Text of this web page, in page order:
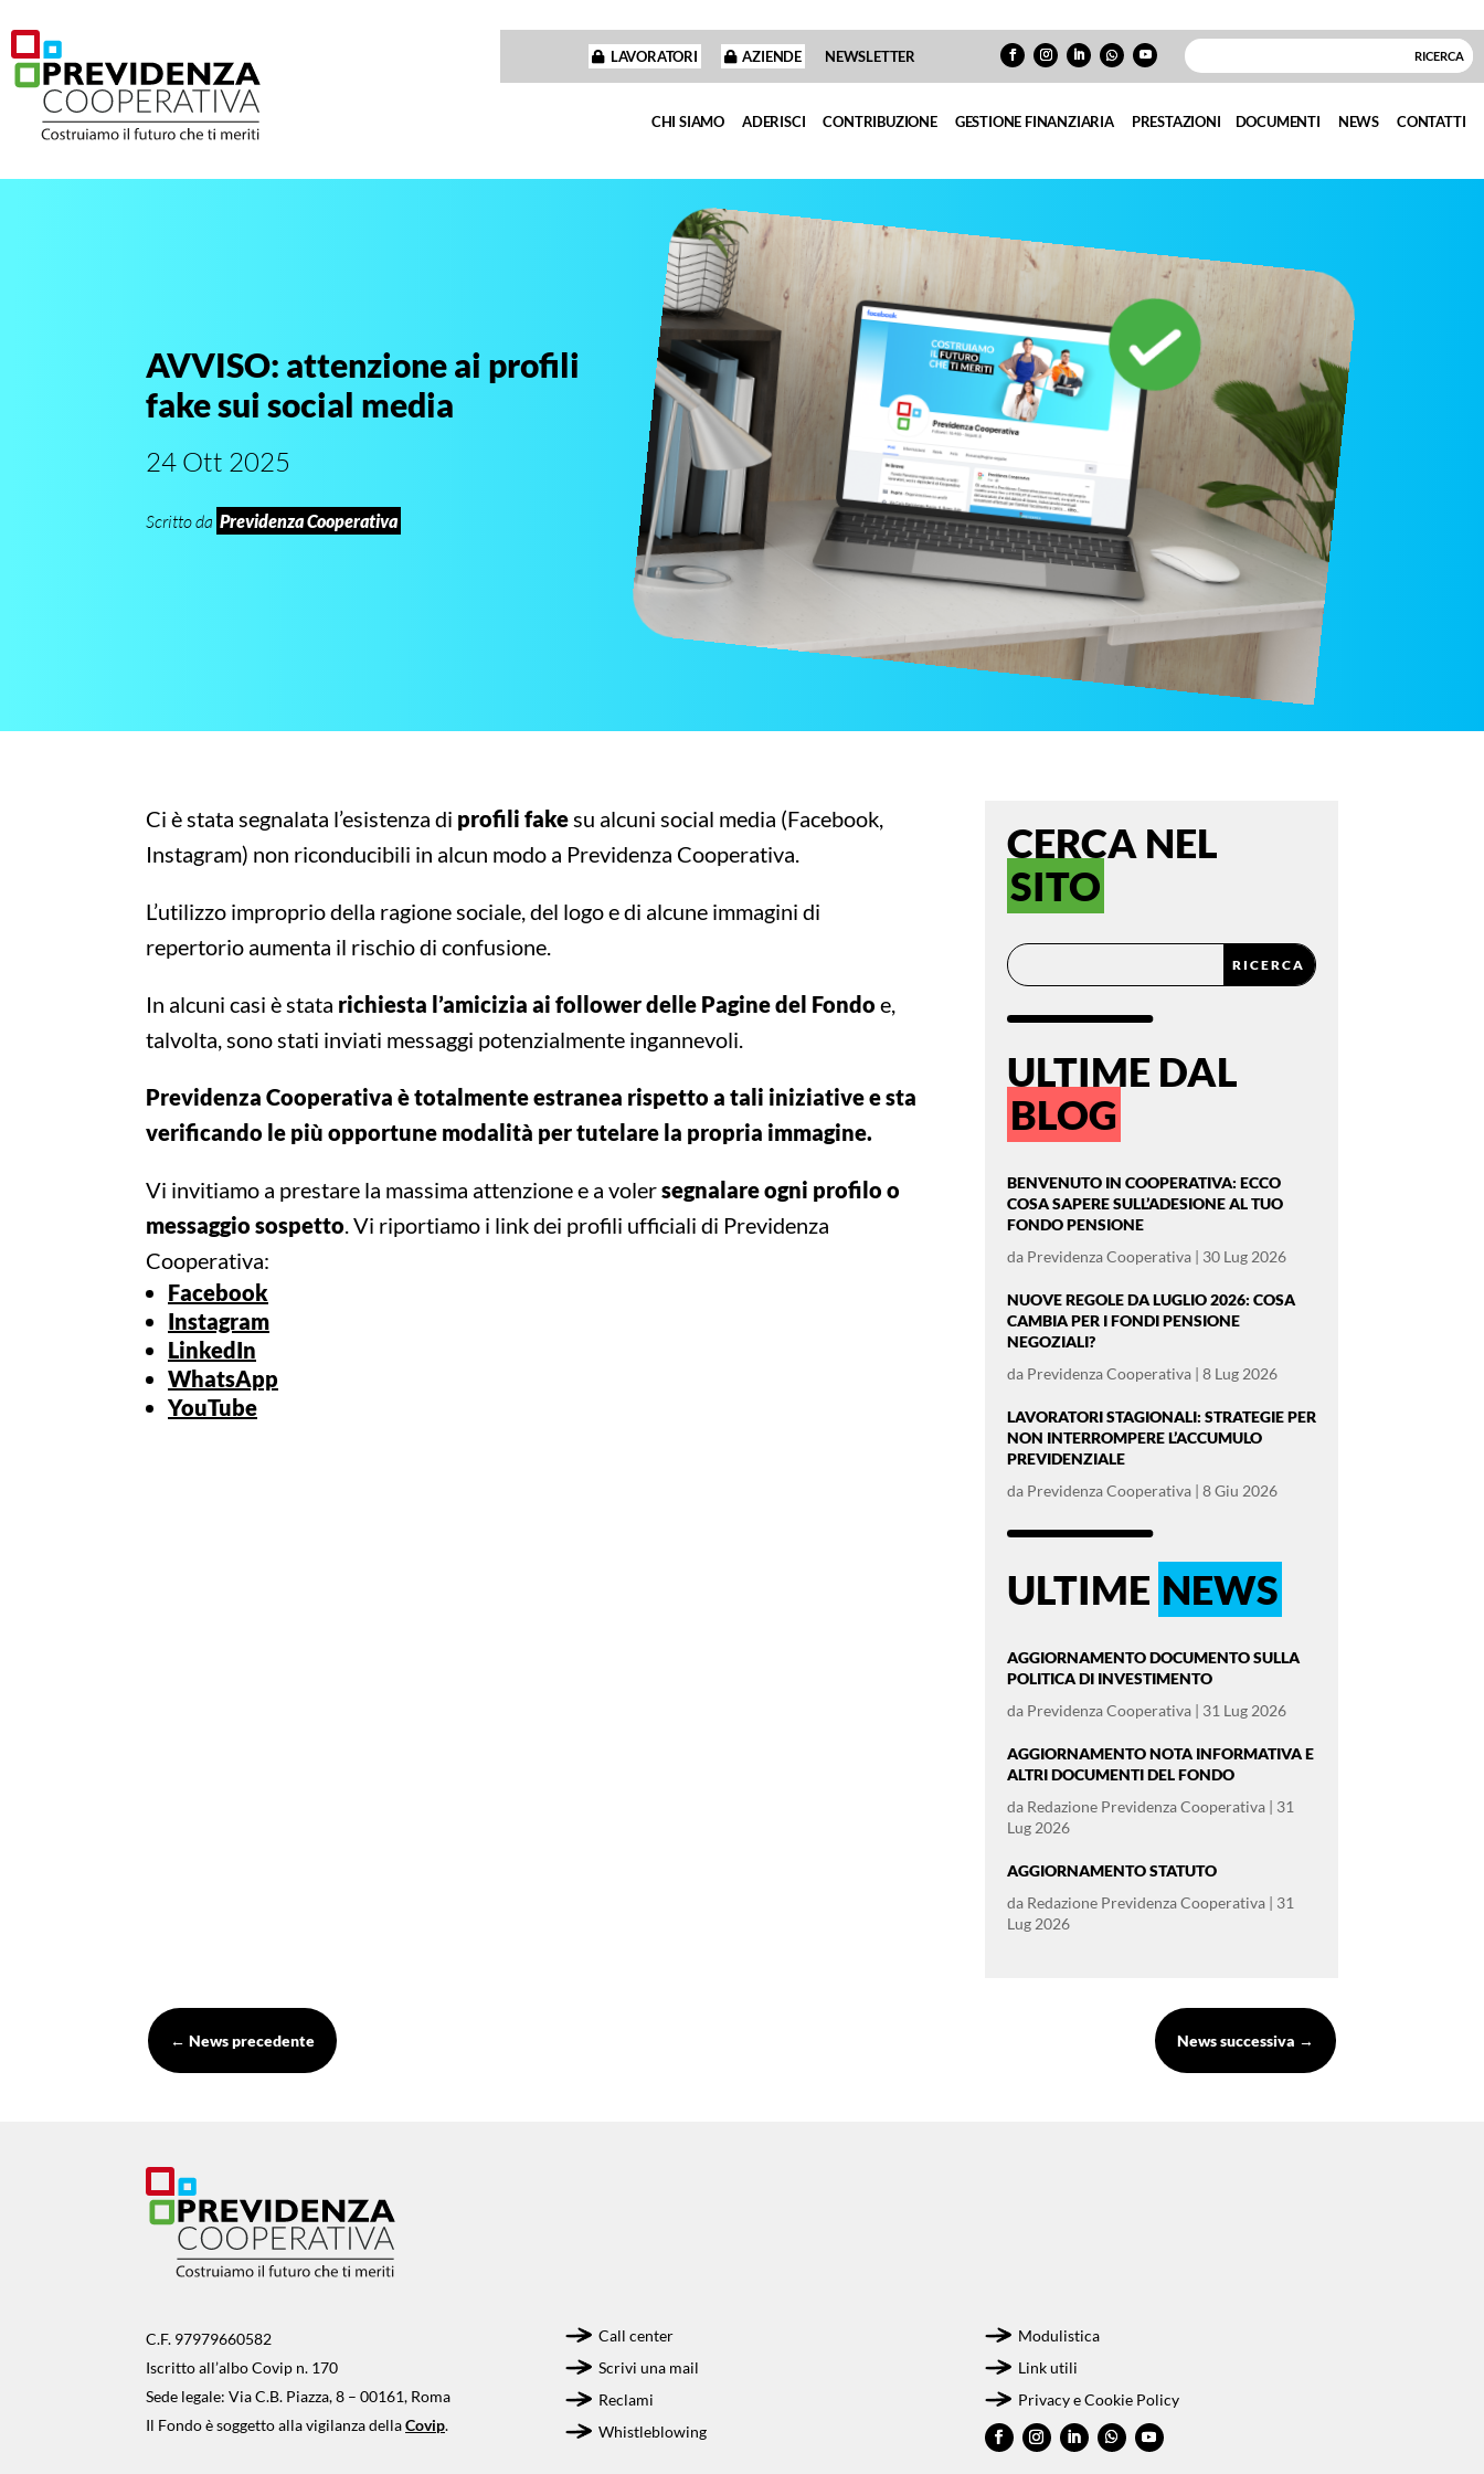
LAVORATORI AZIENDE NEWSLETTER
CHI SIAMO ADERISCI CONTRIBUZIONE GESTIONE FINANZIARIA PRESTAZIONI DOCUMENTI NEWS CONTATTI
AVVISO: attenzione ai profili
fake sui social media
24 Ott 2025
Scritto da Previdenza Cooperativa
Ci è stata segnalata l’esistenza di profili fakesu alcuni social media (Facebook,
Instagram) non riconducibili in alcun modo a Previdenza Cooperativa.
L’utilizzo improprio della ragione sociale, del logo e di alcune immagini di
repertorio aumenta il rischio di confusione.
In alcuni casi è stata richiesta l’amicizia ai follower delle Pagine del Fondo e,
talvolta, sono stati inviati messaggi potenzialmente ingannevoli.
Previdenza Cooperativa è totalmente estranea rispetto a tali iniziative e sta
verificando le più opportune modalità per tutelare la propria immagine.
Vi invitiamo a prestare la massima attenzione e a volersegnalare ogni profilo o
messaggio sospetto. Vi riportiamo i link dei profili ufficiali di Previdenza
Cooperativa:
Facebook
Instagram
LinkedIn
WhatsApp
YouTube
CERCA NEL
SITO
ULTIME DAL
BLOG
BENVENUTO IN COOPERATIVA: ECCO
COSA SAPERE SULL’ADESIONE AL TUO
FONDO PENSIONE
da Previdenza Cooperativa| 30 Lug 2026
NUOVE REGOLE DA LUGLIO 2026: COSA
CAMBIA PER I FONDI PENSIONE
NEGOZIALI?
da Previdenza Cooperativa| 8 Lug 2026
LAVORATORI STAGIONALI: STRATEGIE PER
NON INTERROMPERE L’ACCUMULO
PREVIDENZIALE
da Previdenza Cooperativa| 8 Giu 2026
ULTIME NEWS
AGGIORNAMENTO DOCUMENTO SULLA
POLITICA DI INVESTIMENTO
da Previdenza Cooperativa| 31 Lug 2026
AGGIORNAMENTO NOTA INFORMATIVA E
ALTRI DOCUMENTI DEL FONDO
da Redazione Previdenza Cooperativa| 31
Lug 2026
AGGIORNAMENTO STATUTO
da Redazione Previdenza Cooperativa| 31
Lug 2026
←News precedente News successiva →
C.F. 97979660582
Iscritto all’albo Covip n. 170
Sede legale: Via C.B. Piazza, 8 – 00161, Roma
Il Fondo è soggetto alla vigilanza dellaCovip.
Call center
Scrivi una mail
Reclami
Whistleblowing
Modulistica
Link utili
Privacy e Cookie Policy